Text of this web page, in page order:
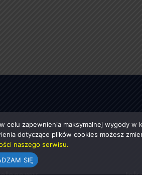
celu zapewnienia maksymalnej wygody
dotyczące plików cookies możesz
naszego serwisu.
SIĘ